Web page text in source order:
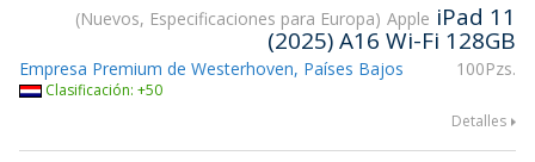
Nuevos, Especificaciones para Europa Apple iPad 11
(2025) A16 Wi-Fi 128GB
100Pzs.
Empresa Premium de Westerhoven, Países Bajos
Clasificación: +50
Detalles